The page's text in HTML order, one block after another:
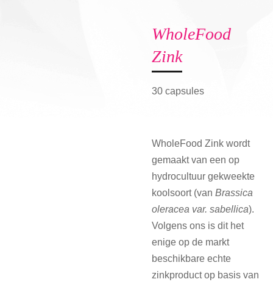
WholeFood
Zink
30 capsules
WholeFood Zink wordt
gemaakt van een op
hydrocultuur gekweekte
koolsoort (van Brassica
oleracea var. sabellica).
Volgens ons is dit het
enige op de markt
beschikbare echte
zinkproduct op basis van